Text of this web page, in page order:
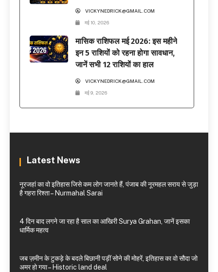
VICKYNEDRICK@GMAIL.COM
मई 10, 2026
मासिक राशिफल मई 2026: इस महीने
इन 5 राशियों को रहना होगा सावधान,
जानें सभी 12 राशियों का हाल
VICKYNEDRICK@GMAIL.COM
मई 9, 2026
Latest News
नूरजहां का वो इतिहास जिसे कम लोग जानते हैं, पंजाब की नूरमहल सराय से जुड़ा
है गहरा रिश्ता – Nurmahal Sarai
4 दिन बाद लगने जा रहा है साल का आखिरी Surya Grahan, जानें इसका
धार्मिक महत्व
जब ज़मीन के टुकड़े के बदले बिछानी पड़ीं सोने की मोहरें, इतिहास का वो सौदा जो
अमर हो गया – Historic land deal